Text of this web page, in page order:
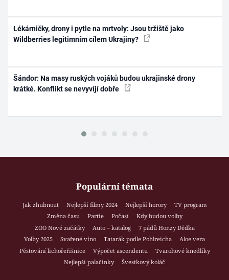
Lékárničky, drony i pytle na mrtvoly: Jsou tržiště jako
Wildberries legitimním cílem Ukrajiny?
Šándor: Na masy ruských vojáků budou ukrajinské drony
krátké. Konflikt se nevyvíjí dobře
Populární témata
Jak zhubnout Nejlepší filmy 2024 Nejlepší horory
TV program
Změna času
Partie Počasí
Kdy budou volby
ZOO Nové začátky
Auto – katalog
7 pádů Honzy Dědka
Volby 2025
Svařené víno Tatarák podle Pohlreicha
Aloe vera
Pěstování lichořeřišnice
Výpočet ascendentu
Tvarohové knedlíky
Nejlepší palačinky
Švestkový koláč